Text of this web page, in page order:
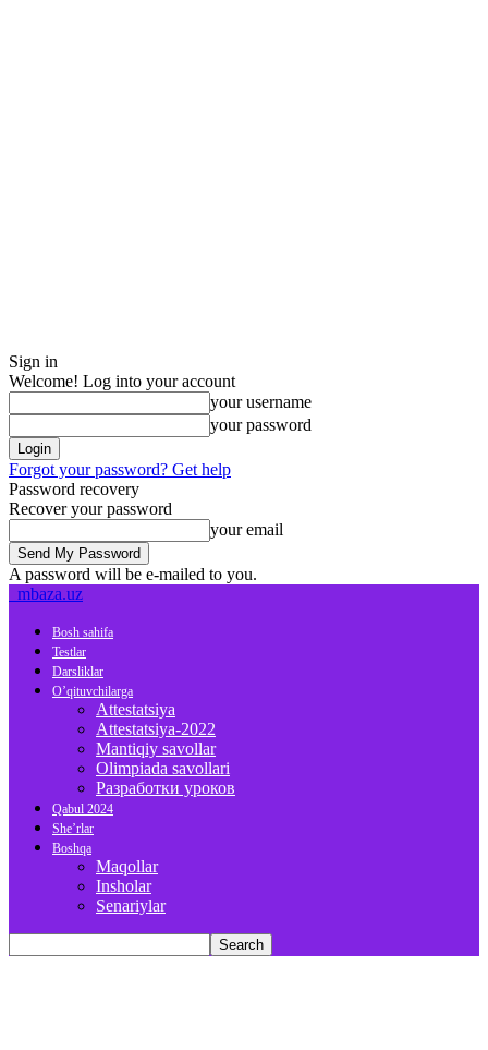
Sign in
Welcome! Log into your account
your username
your password
Forgot your password? Get help
Password recovery
Recover your password
your email
A password will be e-mailed to you.
mbaza.uz
Bosh sahifa
Testlar
Darsliklar
O’qituvchilarga
Attestatsiya
Attestatsiya-2022
Mantiqiy savollar
Olimpiada savollari
Разработки уроков
Qabul 2024
She’rlar
Boshqa
Maqollar
Insholar
Senariylar